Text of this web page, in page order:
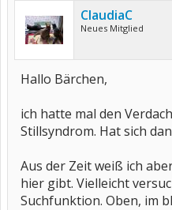
ClaudiaC
Neues Mitglied
Hallo Bärchen,
ich hatte mal den
Stillsyndrom. Hat sich
Aus der Zeit weiß ich
hier gibt. Vielleicht
Suchfunktion. Oben, im